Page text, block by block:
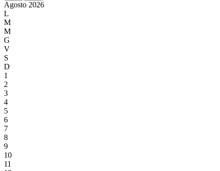
Agosto 2026
L
M
M
G
V
S
D
1
2
3
4
5
6
7
8
9
10
11